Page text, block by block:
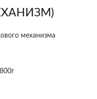
механизма